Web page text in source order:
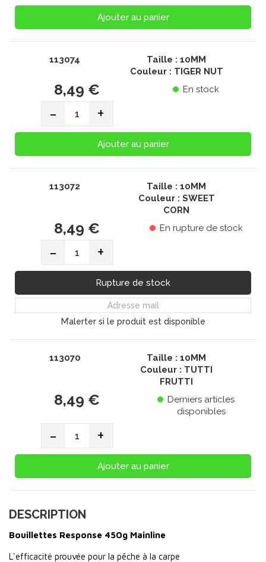
Ajouter au panier
113074
Taille : 10MM
Couleur : TIGER NUT
En stock
8,49 €
- +
Ajouter au panier
113072
Taille : 10MM
Couleur : SWEET
CORN
En rupture de stock
8,49 €
- +
Rupture de stock
M’alerter si le produit est disponible
113070
Taille : 10MM
Couleur : TUTTI
FRUTTI
Derniers articles
disponibles
8,49 €
- +
Ajouter au panier
DESCRIPTION
Bouillettes Response 450g Mainline
L'efficacité prouvée pour la pêche à la carpe